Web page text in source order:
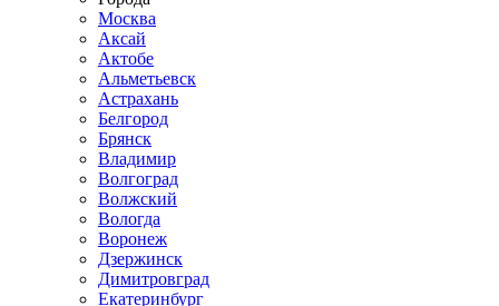
Москва
Аксай
Актобе
Альметьевск
Астрахань
Белгород
Брянск
Владимир
Волгоград
Волжский
Вологда
Воронеж
Дзержинск
Димитровград
Екатеринбург